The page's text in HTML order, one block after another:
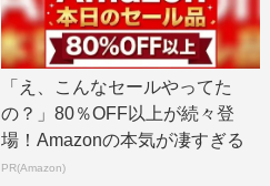
「え、こんなセールやってた
の？」80％OFF以上が続々登
場！Amazonの本気が凄すぎる
PR(Amazon)